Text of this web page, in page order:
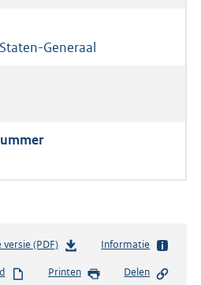
Generaal
(PDF)b
s
Informatie
Printen Delen